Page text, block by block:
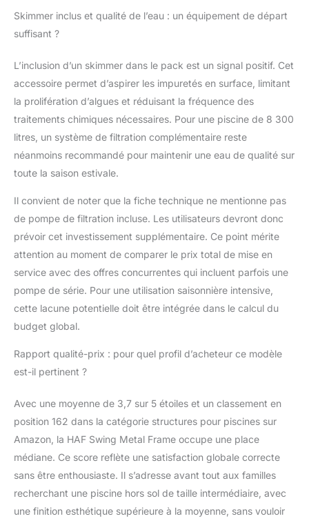
Skimmer inclus et qualité de l’eau : un équipement de départ
suffisant ?
L’inclusion d’un skimmer dans le pack est un signal positif. Cet
accessoire permet d’aspirer les impuretés en surface, limitant
la prolifération d’algues et réduisant la fréquence des
traitements chimiques nécessaires. Pour une piscine de 8 300
litres, un système de filtration complémentaire reste
néanmoins recommandé pour maintenir une eau de qualité sur
toute la saison estivale.
Il convient de noter que la fiche technique ne mentionne pas
de pompe de filtration incluse. Les utilisateurs devront donc
prévoir cet investissement supplémentaire. Ce point mérite
attention au moment de comparer le prix total de mise en
service avec des offres concurrentes qui incluent parfois une
pompe de série. Pour une utilisation saisonnière intensive,
cette lacune potentielle doit être intégrée dans le calcul du
budget global.
Rapport qualité-prix : pour quel profil d’acheteur ce modèle
est-il pertinent ?
Avec une moyenne de 3,7 sur 5 étoiles et un classement en
position 162 dans la catégorie structures pour piscines sur
Amazon, la HAF Swing Metal Frame occupe une place
médiane. Ce score reflète une satisfaction globale correcte
sans être enthousiaste. Il s’adresse avant tout aux familles
recherchant une piscine hors sol de taille intermédiaire, avec
une finition esthétique supérieure à la moyenne, sans vouloir